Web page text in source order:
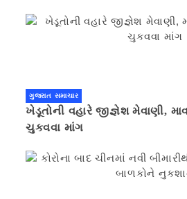
ગુજરાત સમાચાર
ખેડૂતોની વહારે જીજ્ઞેશ મેવાણી,
ચુકવવા માંગ